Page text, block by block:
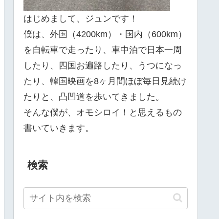
はじめまして、ジュンです！
僕は、外国（4200km）・国内（600km）
を自転車で走ったり、車中泊で日本一周
したり、四国お遍路したり、うつになっ
たり、韓国映画を8ヶ月間ほぼ毎日見続け
たりと、凸凹道を歩いてきました。
そんな僕が、オモシロイ！と思えるもの
書いていきます。
検索